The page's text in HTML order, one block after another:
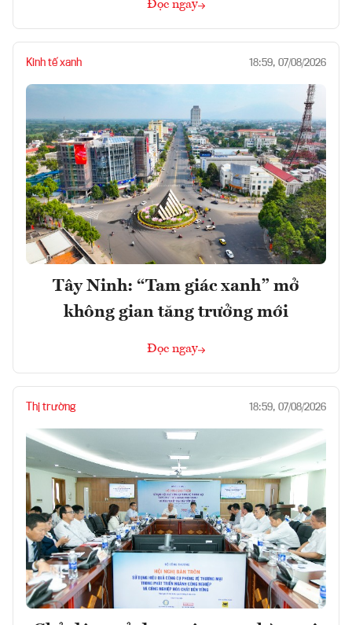
Đọc ngay
Kinh tế xanh 18:59, 07/08/2026
Tây Ninh: “Tam giác xanh” mở
không gian tăng trưởng mới
Đọc ngay
Thị trường 18:59, 07/08/2026